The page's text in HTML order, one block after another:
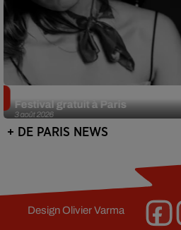
3 août 2026
Festival gratuit à Paris
+ DE PARIS NEWS
DesignOlivier Varma